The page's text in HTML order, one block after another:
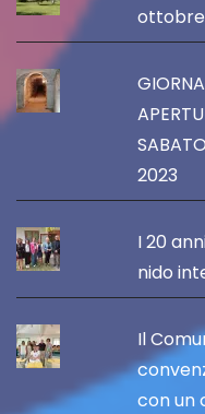
ottobre
2023
I 20
nido
Il
con un